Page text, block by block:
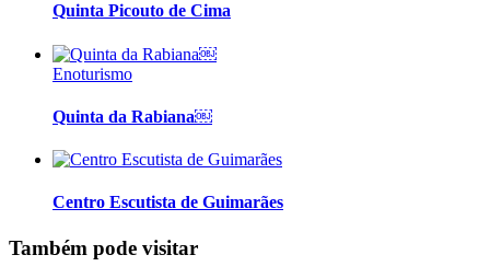
Quinta Picouto de Cima
Enoturismo
Quinta da Rabiana￼
Centro Escutista de Guimarães
Também pode visitar